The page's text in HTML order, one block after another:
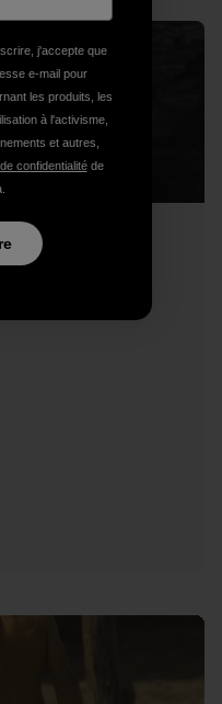
Red, and
j'accepte que
e-mail pour
les produits, les
à l'activisme,
et autres,
confidentialitéde